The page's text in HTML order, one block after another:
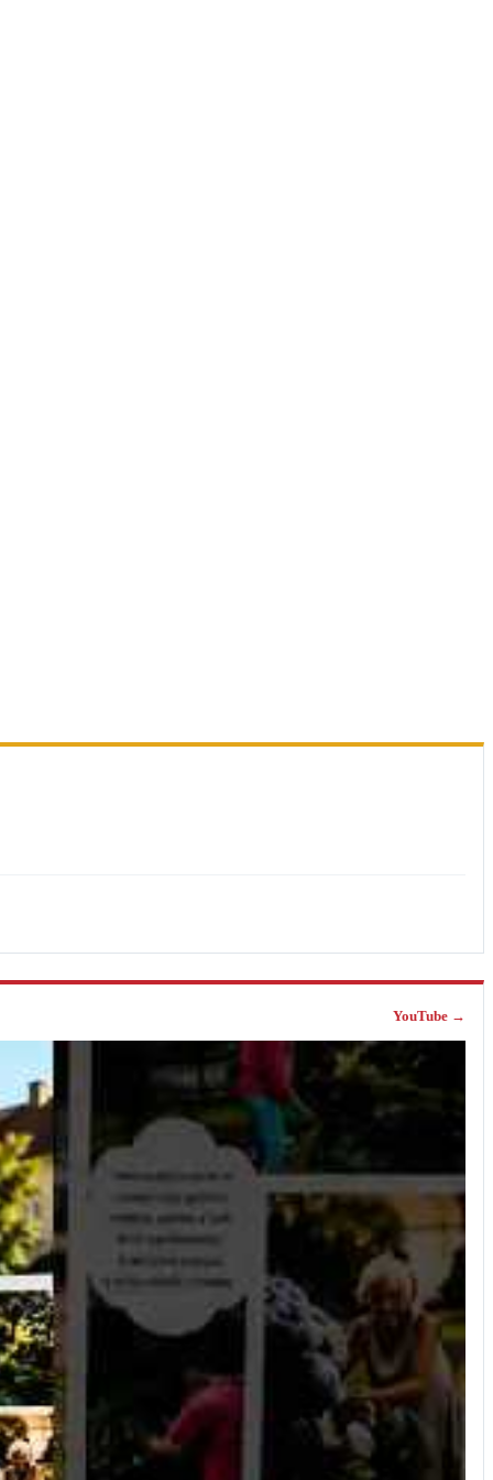
YouTube →